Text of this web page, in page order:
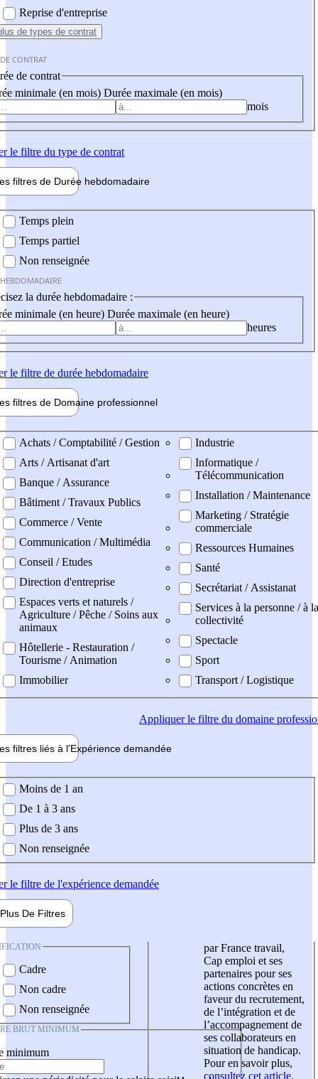
Reprise d'entreprise
de types de contrat
CONTRAT
de contrat
minimale (en mois) Durée maximale (en mois)
mois
le filtre du type de contrat
filtres de Durée hebdomadaire
Temps plein
Temps partiel
Non renseignée
la durée hebdomadaire :
minimale (en heure) Durée maximale (en heure)
heures
le filtre de durée hebdomadaire
filtres de Domaine professionnel
professionel
Achats / Comptabilité / Gestion
Arts / Artisanat d'art
Banque / Assurance
Bâtiment / Travaux Publics
Commerce / Vente
Communication / Multimédia
Conseil / Etudes
Direction d'entreprise
Espaces verts et naturels /
Agriculture / Pêche / Soins aux
animaux
Hôtellerie - Restauration /
Tourisme / Animation
Immobilier
Industrie
Informatique /
Télécommunication
Installation / Maintenance
Marketing / Stratégie
commerciale
Ressources Humaines
Santé
Secrétariat / Assistanat
Services à la personne / à la
collectivité
Spectacle
Sport
Transport / Logistique
Appliquerle filtre du domaine
filtres liés à l'Expérience demandée
demandée
Moins de 1 an
De 1 à 3 ans
Plus de 3 ans
Non renseignée
le filtre de l'expérience demandée
Plus De Filtres
Cadre
Non cadre
Non renseignée
BRUT MINIMUM
minimum
par France travail,
Cap emploi et ses
partenaires pour ses
actions concrètes en
faveur du recrutement,
de l’intégration et de
l’accompagnement de
ses collaborateurs en
situation de handicap.
Pour en savoir plus,
consultez cet article.